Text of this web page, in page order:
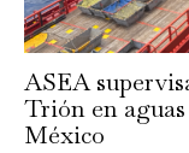
ASEA
Trión en
México